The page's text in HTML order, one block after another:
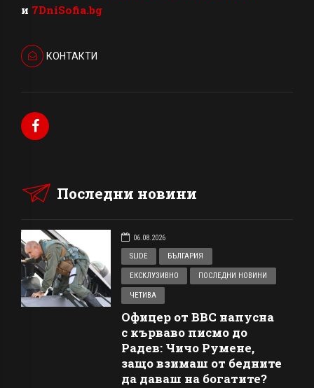
и 7DniSofia.bg
КОНТАКТИ
Последни новини
06.08.2026
SLIDE
БЪЛГАРИЯ
ЕКСКЛУЗИВНО ПОСЛЕДНИ НОВИНИ
ЧЕТИВА
Офицер от ВВС напусна
с кърваво писмо до
Радев: Чичо Румене,
защо взимаш от бедните
да даваш на богатите?